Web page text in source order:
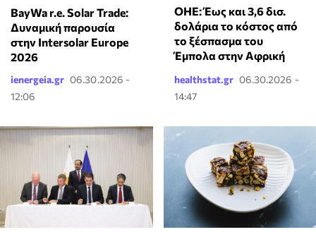
BayWa r.e. Solar Trade:
Δυναμική παρουσία
στην Intersolar Europe
2026
ienergeia.gr 06.30.2026 -
12:06
ΟΗΕ: Έως και 3,6 δισ.
δολάρια το κόστος από
το ξέσπασμα του
Έμπολα στην Αφρική
healthstat.gr 06.30.2026 -
14:47